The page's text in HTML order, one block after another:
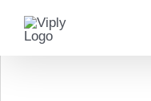
Inhalt
springen